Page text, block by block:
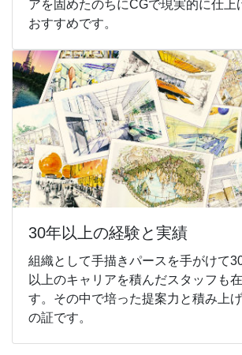
アを固めたのちにCGで現実的に仕上
おすすめです。
30年以上の経験と実績
組織として手描きパースを手がけて
以上のキャリアを積んだスタッフも
す。その中で培った提案力と積み上
の証です。